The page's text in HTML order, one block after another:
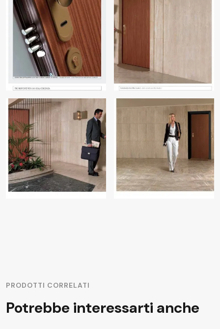
PRODOTTI CORRELATI
Potrebbe interessarti anche